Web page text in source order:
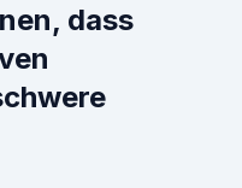
dass